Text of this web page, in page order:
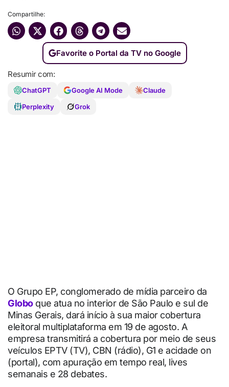
Compartilhe:
Favorite o Portal da TV no Google
Resumir com:
ChatGPT Google AI Mode
Claude
Perplexity
Grok
O Grupo EP, conglomerado de mídia parceiro da
Globoque atua no interior de São Paulo e sul de
Minas Gerais, dará início à sua maior cobertura
eleitoral multiplataforma em 19 de agosto. A
empresa transmitirá a cobertura por meio de seus
veículos EPTV (TV), CBN (rádio), G1 e acidade on
(portal), com apuração em tempo real, lives
semanais e 28 debates.